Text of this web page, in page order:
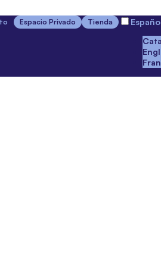
Espacio Privado Tienda